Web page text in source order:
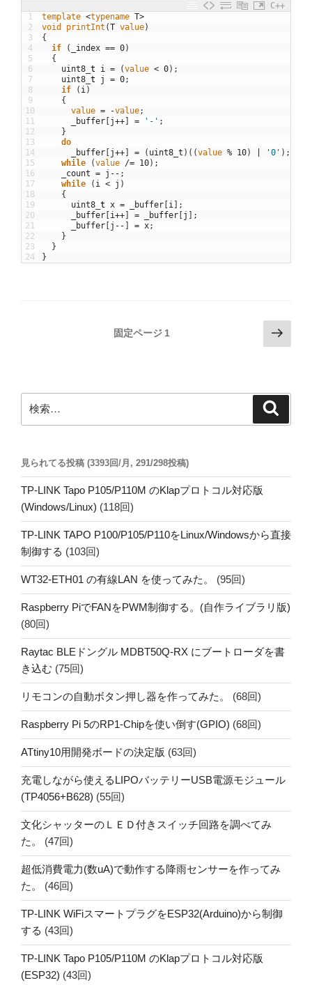
C++
1
2
3
4
5
6
7
8
9
10
11
12
13
14
15
16
17
18
19
20
21
22
23
24
template <typename T>
void
printInt (T value)
{
if
( _index == 0)
{
uint8 t i = (value < 0) ;
uint8 t j = 0;
if
( i)
{
value = -value;
_buffer j++ = '-' ;
}
do
_buffer j++ = ( uint8_t ) ( (value % 10) '0' ) ;
while
(value /= 10) ;
_count = j -- ;
while
( i < j )
{
uint8 t x = _buffer i
;
_buffer i++ = _buffer j
;
_buffer j -- = x;
}
}
}
ー
ジ
り
固定ページ 1
次
の
ジ
索:
見られてる投稿 (3393回/月, 291/298投稿)
TP-LINK Tapo P105/P110M のKlapプロトコル対応版
(Windows/Linux) (118回)
TP-LINK TAPO P100/P105/P110をLinux/Windowsから直接
制御する (103回)
WT32-ETH01 の有線LAN を使ってみた。 (95回)
Raspberry PiでFANをPWM制御する。(自作ライブラリ版)
(80回)
Raytac BLEドングル MDBT50Q-RX にブートローダを書
き込む (75回)
リモコンの自動ボタン押し器を作ってみた。 (68回)
Raspberry Pi 5のRP1-Chipを使い倒す(GPIO) (68回)
ATtiny10用開発ボードの決定版 (63回)
充電しながら使えるLIPOバッテリーUSB電源モジュール
(TP4056+B628) (55回)
文化シャッターのＬＥＤ付きスイッチ回路を調べてみ
た。
(47回)
超低消費電力(数uA)で動作する降雨センサーを作ってみ
た。
(46回)
TP-LINK WiFiスマートプラグをESP32(Arduino)から制御
する (43回)
TP-LINK Tapo P105/P110M のKlapプロトコル対応版
(ESP32) (43回)